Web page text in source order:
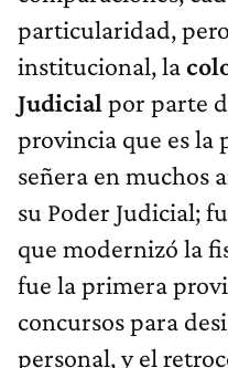
institucional, la
Judicialpor parte
provincia que es la
señera en muchos
su Poder Judicial;
que modernizó la
fue la primera
concursos para
personal, y el